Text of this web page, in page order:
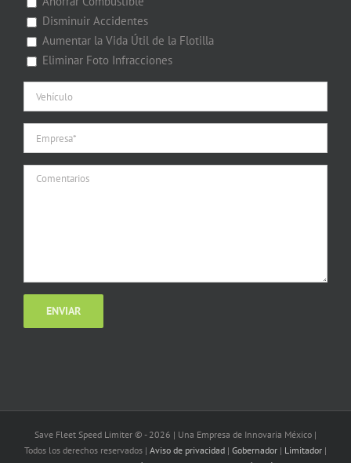
Disminuir Accidentes
Aumentar la Vida Útil de la Flotilla
Eliminar Foto Infracciones
Save Fleet Speed Limiter © - 2026 | Una Empresa de Innovaria México |
Todos los derechos reservados | Aviso de privacidad | Gobernador | Limitador |